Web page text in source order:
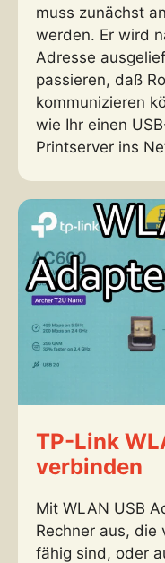
muss zunächst
werden. Er wird
Adresse
passieren, daß
kommunizieren
wie Ihr einen
Printserver ins
TP-Link
verbinden
Mit WLAN USB
Rechner aus, die
fähig sind, oder